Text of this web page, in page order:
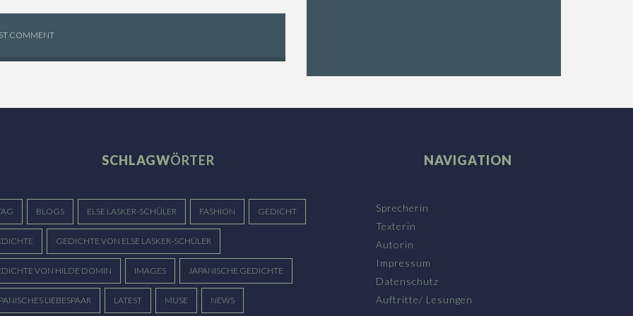
SCHLAGWÖRTER
BLOGS ELSE LASKER-SCHÜLER FASHION GEDICHT
GEDICHTE VON ELSE LASKER-SCHÜLER
VON HILDE DOMIN IMAGES JAPANISCHE GEDICHTE
LIEBESPAAR LATEST MUSE NEWS
NAVIGATION
Sprecherin
Texterin
Autorin
Impressum
Datenschutz
Auftritte/ Lesungen